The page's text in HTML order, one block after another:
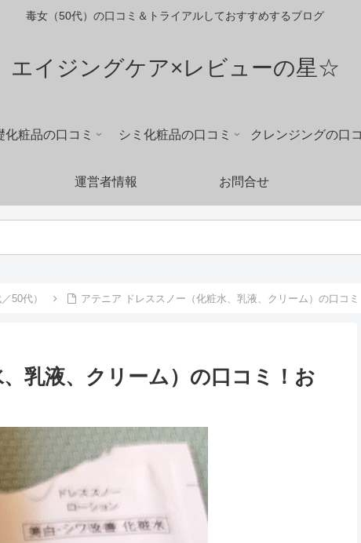
毒女（50代）の口コミ＆トライアルしておすすめするブログ
エイジングケア×レビューの星☆
化粧品の口コミ シミ化粧品の口コミ クレンジングの口
運営者情報 お問合せ
50代） アテニア ドレススノー（化粧水、乳液、クリーム）の口コミ
乳液、クリーム）の口コミ！お